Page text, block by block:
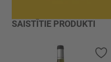
SAISTĪTIE PRODUKTI